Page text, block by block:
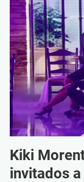
Kiki
invitados a